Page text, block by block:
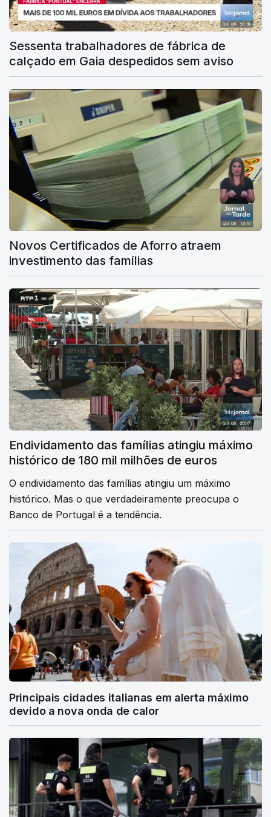
Sessenta trabalhadores de fábrica de
calçado em Gaia despedidos sem aviso
Novos Certificados de Aforro atraem
investimento das famílias
Endividamento das famílias atingiu máximo
histórico de 180 mil milhões de euros
O endividamento das famílias atingiu um máximo
histórico. Mas o que verdadeiramente preocupa o
Banco de Portugal é a tendência.
Principais cidades italianas em alerta máximo
devido a nova onda de calor